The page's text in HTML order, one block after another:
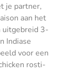
je partner,
aan het
uitgebreid 3-
Indiase
voor een
rosti-